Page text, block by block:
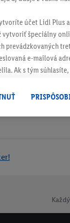
účet Lidl Plus
vytvoriť špeciálny
prevádzkovaných
e-mailová
Ak s tým súhlasíte,
zariadeniach a
viacerých
technológií.
do budúcnosti